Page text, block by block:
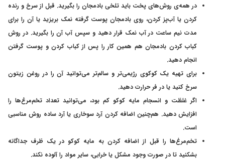
در همه‌ی روش‌های پخت باید تلخی بادمجان را بگیرید. قبل از سرخ و رنده
کردن یا آب‌پز کردن، روی بادمجان پوست گرفته نمک بریزید یا آن را برای
مدت نیم ساعت در آب نمک قرار دهید و سپس آب آن را بگیرید. در روش
کباب کردن بادمجان هم همین کار را پس از کباب کردن و پوست گرفتن
انجام دهید.
برای تهیه یک کوکوی رژیمی‌تر و سالم‌تر می‌توانید آن را در روغن زیتون
سرخ کنید یا در فر حرارت دهید.
اگر غلظت و انسجام مایه کوکو کم بود، می‌توانید تعداد تخم‌مرغ‌ها را
افزایش دهید. هم‌چنین اضافه کردن آرد سوخاری یا آرد ساده روش مناسبی
است.
تخم‌مرغ‌ها را قبل از اضافه کردن به مایه کوکو در یک ظرف جداگانه
بشکنید تا در صورت وجود مشکل یا خرابی، سایر مواد را آلوده نکند.